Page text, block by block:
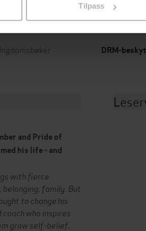
Tilpass
Ungdomsbøker
Språk
DRM-
and Pride of
his life - and
with fierce
family. But
to change his
who inspires
grow self-belief,